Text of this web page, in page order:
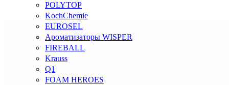
POLYTOP
KochChemie
EUROSEL
Ароматизаторы WISPER
FIREBALL
Krauss
Q1
FOAM HEROES